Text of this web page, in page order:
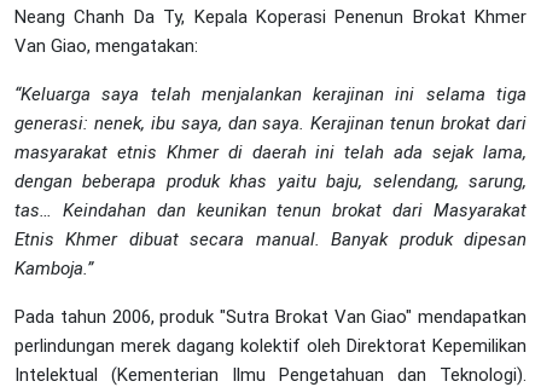
Neang Chanh Da Ty, Kepala Koperasi Penenun Brokat Khmer
Van Giao, mengatakan:
“Keluarga saya telah menjalankan kerajinan ini selama tiga
generasi: nenek, ibu saya, dan saya. Kerajinan tenun brokat dari
masyarakat etnis Khmer di daerah ini telah ada sejak lama,
dengan beberapa produk khas yaitu baju, selendang, sarung,
tas… Keindahan dan keunikan tenun brokat dari Masyarakat
Etnis Khmer dibuat secara manual. Banyak produk dipesan
Kamboja.”
Pada tahun 2006, produk "Sutra Brokat Van Giao" mendapatkan
perlindungan merek dagang kolektif oleh Direktorat Kepemilikan
Intelektual (Kementerian Ilmu Pengetahuan dan Teknologi).